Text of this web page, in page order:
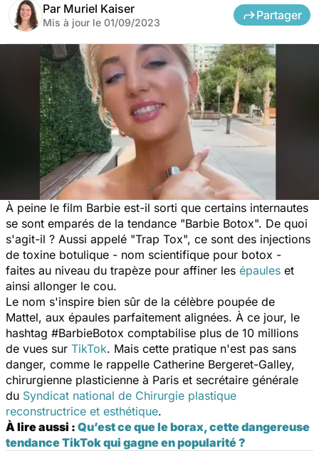
Par Muriel Kaiser
Mis à jour le 01/09/2023
Partager
À peine le film Barbie est-il sorti que certains internautes
se sont emparés de la tendance "Barbie Botox". De quoi
s'agit-il ? Aussi appelé "Trap Tox", ce sont des injections
de toxine botulique - nom scientifique pour botox -
faites au niveau du trapèze pour affiner les épaules et
ainsi allonger le cou.
Le nom s'inspire bien sûr de la célèbre poupée de
Mattel, aux épaules parfaitement alignées. À ce jour, le
hashtag #BarbieBotox comptabilise plus de 10 millions
de vues sur TikTok. Mais cette pratique n'est pas sans
danger, comme le rappelle Catherine Bergeret-Galley,
chirurgienne plasticienne à Paris et secrétaire générale
du Syndicat national de Chirurgie plastique
reconstructrice et esthétique.
À lire aussi : Qu’est ce que le borax, cette dangereuse
tendance TikTok qui gagne en popularité ?